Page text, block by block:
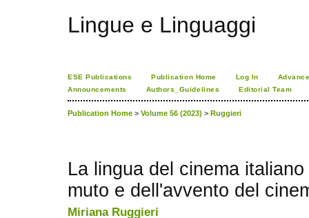
Lingue e Linguaggi
ESE Publications Publication Home Log In
Announcements
Authors_Guidelines Editorial Team
Publication Home > Volume 56 (2023) > Ruggieri
La lingua del cinema
muto e dell'avvento del
Miriana Ruggieri